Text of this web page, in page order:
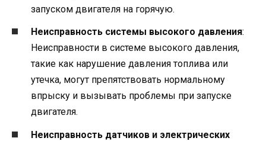
запуском двигателя на горячую.
Неисправность системы высокого давления:
Неисправности в системе высокого давления,
такие как нарушение давления топлива или
утечка, могут препятствовать нормальному
впрыску и вызывать проблемы при запуске
двигателя.
Неисправность датчиков и электрических